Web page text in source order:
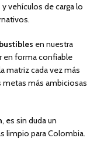
vehículos de carga lo
en nuestra
en forma confiable
matriz cada vez más
metas más ambiciosas
, es sin duda un
limpio para Colombia.